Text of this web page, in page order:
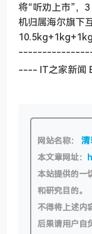
将“听劝上市”，
机归属海尔旗下
---- IT之家新闻
网站名称：
本文章网址：
本站提供的一
和研究目的。
不得将上述内
后果请用户自